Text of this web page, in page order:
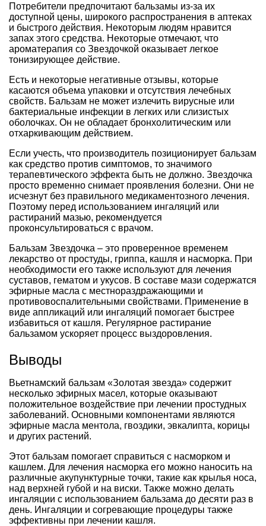
Потребители предпочитают бальзамы из-за их
доступной цены, широкого распространения в аптеках
и быстрого действия. Некоторым людям нравится
запах этого средства. Некоторые отмечают, что
ароматерапия со Звездочкой оказывает легкое
тонизирующее действие.
Есть и некоторые негативные отзывы, которые
касаются объема упаковки и отсутствия лечебных
свойств. Бальзам не может излечить вирусные или
бактериальные инфекции в легких или слизистых
оболочках. Он не обладает бронхолитическим или
отхаркивающим действием.
Если учесть, что производитель позиционирует бальзам
как средство против симптомов, то значимого
терапевтического эффекта быть не должно. Звездочка
просто временно снимает проявления болезни. Они не
исчезнут без правильного медикаментозного лечения.
Поэтому перед использованием ингаляций или
растираний мазью, рекомендуется
проконсультироваться с врачом.
Бальзам Звездочка – это проверенное временем
лекарство от простуды, гриппа, кашля и насморка. При
необходимости его также используют для лечения
суставов, гематом и укусов. В составе мази содержатся
эфирные масла с местнораздражающими и
противовоспалительными свойствами. Применение в
виде аппликаций или ингаляций помогает быстрее
избавиться от кашля. Регулярное растирание
бальзамом ускоряет процесс выздоровления.
Выводы
Вьетнамский бальзам «Золотая звезда» содержит
несколько эфирных масел, которые оказывают
положительное воздействие при лечении простудных
заболеваний. Основными компонентами являются
эфирные масла ментола, гвоздики, эвкалипта, корицы
и других растений.
Этот бальзам помогает справиться с насморком и
кашлем. Для лечения насморка его можно наносить на
различные акупунктурные точки, такие как крылья носа,
над верхней губой и на виски. Также можно делать
ингаляции с использованием бальзама до десяти раз в
день. Ингаляции и согревающие процедуры также
эффективны при лечении кашля.